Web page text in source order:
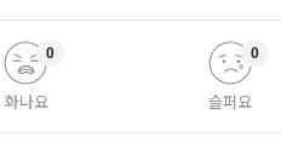
화나요
0
슬퍼요
0